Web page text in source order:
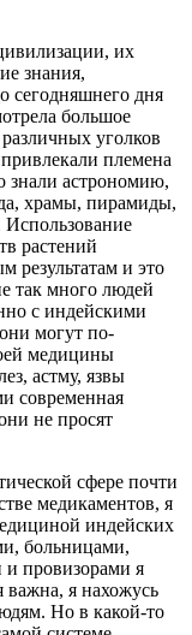
их
знания,
сегодняшнего дня
большое
уголков
племена
знали астрономию,
храмы, пирамиды,
Использование
растений
результатам и это
так много людей
с индейскими
могут по-
медицины
астму, язвы
современная
не просят
сфере почти
медикаментов, я
индейских
больницами,
провизорами я
важна, я нахожусь
Но в какой-то